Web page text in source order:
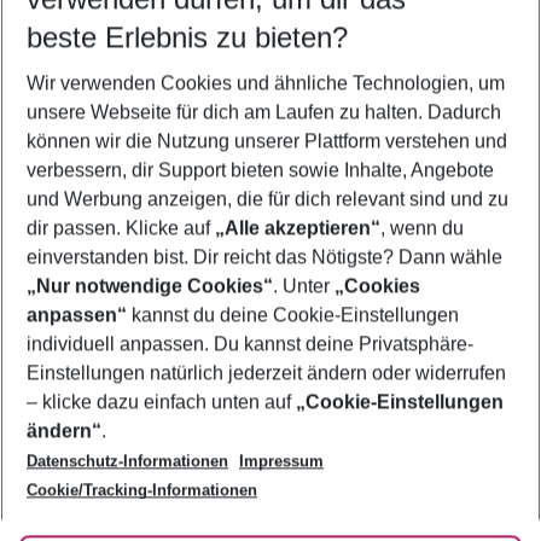
5-8 Nächte
2 Erwachsene Keine Kinder
Mehr Filter anzeigen
Footer
Footer navigation
Über uns
AGB
Bestpreisgarantie
Cookie-Einstellungen ändern
Cookie-Richtlinie
Agenturbetreuung
Barrierefreies Reisen
Folge uns
beste Erlebnis zu bieten?
Wir verwenden Cookies und ähnliche Technologien, um
unsere Webseite für dich am Laufen zu halten. Dadurch
können wir die Nutzung unserer Plattform verstehen und
verbessern, dir Support bieten sowie Inhalte, Angebote
und Werbung anzeigen, die für dich relevant sind und zu
dir passen. Klicke auf „Alle akzeptieren“, wenn du
einverstanden bist. Dir reicht das Nötigste? Dann wähle
„Nur notwendige Cookies“. Unter „Cookies
anpassen“ kannst du deine Cookie-Einstellungen
individuell anpassen. Du kannst deine Privatsphäre-
Einstellungen natürlich jederzeit ändern oder widerrufen
– klicke dazu einfach unten auf „Cookie-Einstellungen
ändern“.
Datenschutz-Informationen
Impressum
Cookie/Tracking-Informationen